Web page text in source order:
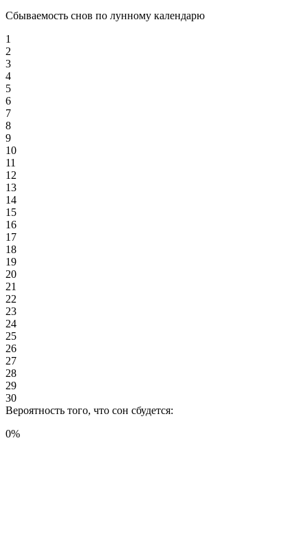
Сбываемость снов по лунному календарю
1
2
3
4
5
6
7
8
9
10
11
12
13
14
15
16
17
18
19
20
21
22
23
24
25
26
27
28
29
30
Вероятность того, что сон сбудется:
0%